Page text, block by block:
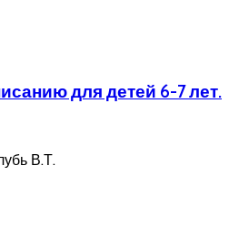
для детей 6-7 лет.
В.Т.